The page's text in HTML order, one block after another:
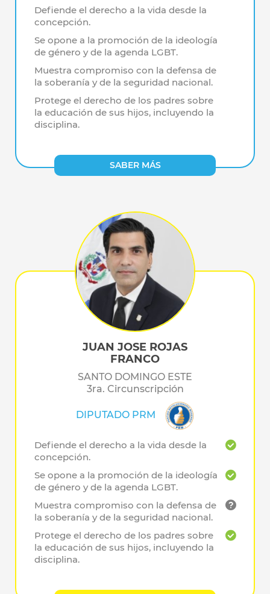
Defiende el derecho a la vida desde la
concepción.
Se opone a la promoción de la ideología
de género y de la agenda LGBT.
Muestra compromiso con la defensa de
la soberanía y de la seguridad nacional.
Protege el derecho de los padres sobre
la educación de sus hijos, incluyendo la
disciplina.
SABER MÁS
JUAN JOSE ROJAS
FRANCO
SANTO DOMINGO ESTE
3ra. Circunscripción
DIPUTADO PRM
Defiende el derecho a la vida desde la
concepción.
Se opone a la promoción de la ideología
de género y de la agenda LGBT.
Muestra compromiso con la defensa de
la soberanía y de la seguridad nacional.
Protege el derecho de los padres sobre
la educación de sus hijos, incluyendo la
disciplina.